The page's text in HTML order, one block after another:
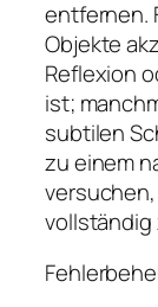
entfernen.
Objekte
Reflexion
ist;
subtilen
zu einem
vollständig